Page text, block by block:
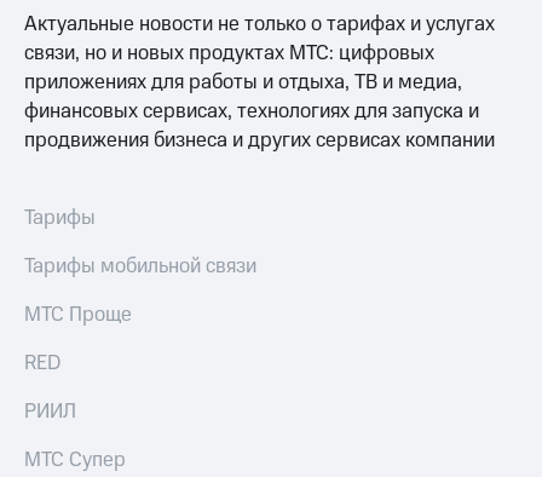
Актуальные новости не только о тарифах и услугах
связи, но и новых продуктах МТС: цифровых
приложениях для работы и отдыха, ТВ и медиа,
финансовых сервисах, технологиях для запуска и
продвижения бизнеса и других сервисах компании
Тарифы
Тарифы мобильной связи
МТС Проще
RED
РИИЛ
МТС Супер